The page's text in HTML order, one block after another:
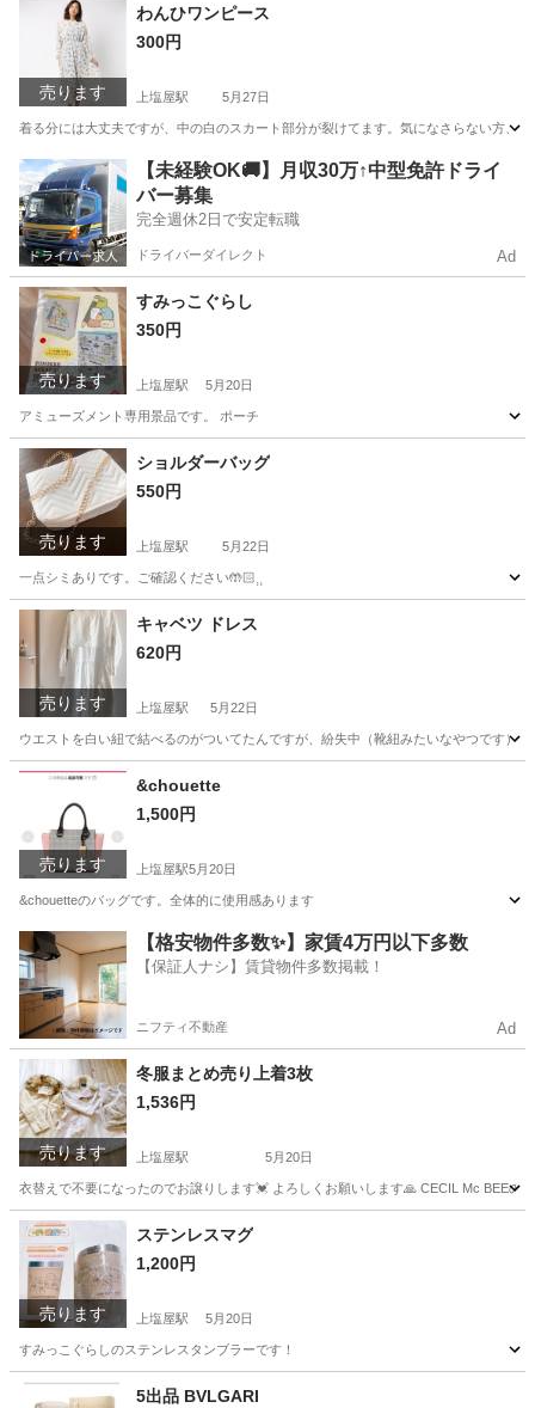
鹿児島 鹿児島市
売ります
わんひワンピース
300円
上塩屋駅 5月27日
着る分には大丈夫ですが、中の白のスカート部分が裂けてます。気になさらない方、直
鹿児島 鹿児島市 上塩屋駅 ワンピース
【未経験OK🚚】月収30万↑中型免許ドライ
バー募集
完全週休2日で安定転職
ドライバーダイレクト Ad
売ります
すみっこぐらし
350円
上塩屋駅 5月20日
アミューズメント専用景品です。 ポーチ
鹿児島 鹿児島市 上塩屋駅 その他
売ります
ショルダーバッグ
550円
上塩屋駅 5月22日
一点シミありです。ご確認ください🤲🏻⸒⸒
鹿児島 鹿児島市 上塩屋駅
売ります
キャベツ ドレス
620円
上塩屋駅 5月22日
ウエストを白い紐で結べるのがついてたんですが、紛失中（靴紐みたいなやつです）
鹿児島 鹿児島市
売ります
&chouette
1,500円
上塩屋駅5月20日
&chouetteのバッグです。全体的に使用感あります
鹿児島 鹿児島市 上塩屋駅 バッグ 断捨離
【格安物件多数✨】家賃4万円以下多数
【保証人ナシ】賃貸物件多数掲載！
ニフティ不動産 Ad
売ります
冬服まとめ売り上着3枚
1,536円
上塩屋駅 5月20日
衣替えで不要になったのでお譲りします💓‪ よろしくお願いします🙏 CECIL Mc BEEの
鹿児島 鹿児島市
売ります
ステンレスマグ
1,200円
上塩屋駅 5月20日
すみっこぐらしのステンレスタンブラーです！
鹿児島 鹿児島市5出品 BVLGARI